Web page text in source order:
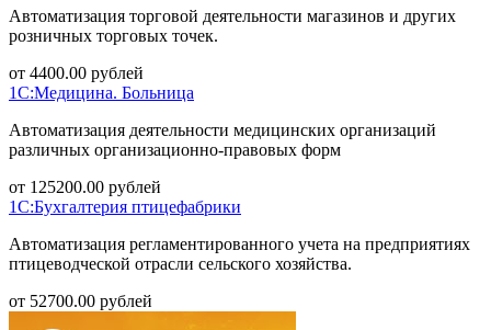
Автоматизация торговой деятельности магазинов и других
розничных торговых точек.
от 4400.00 рублей
1С:Медицина. Больница
Автоматизация деятельности медицинских организаций
различных организационно-правовых форм
от 125200.00 рублей
1С:Бухгалтерия птицефабрики
Автоматизация регламентированного учета на предприятиях
птицеводческой отрасли сельского хозяйства.
от 52700.00 рублей